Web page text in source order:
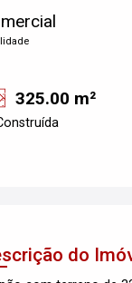
325.00 m²
do